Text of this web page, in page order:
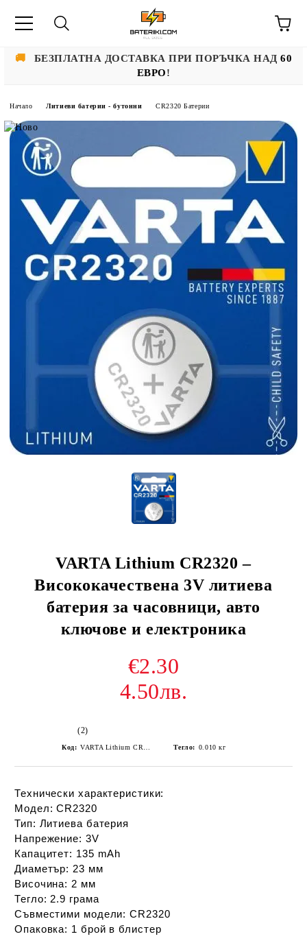
🚚 БЕЗПЛАТНА ДОСТАВКА ПРИ ПОРЪЧКА НАД60
ЕВРО!
Начало Литиеви батерии - бутонни CR2320 Батерии
VARTA Lithium CR2320 –
Висококачествена 3V литиева
батерия за часовници, авто
ключове и електроника
€2.30
4.50лв.
(2)
Код: Тегло: 0.010 кг
Технически характеристики:
Модел: CR2320
Тип: Литиева батерия
Напрежение: 3V
Капацитет: 135 mAh
Диаметър: 23 мм
Височина: 2 мм
Тегло: 2.9 грама
Съвместими модели: CR2320
Опаковка: 1 брой в блистер